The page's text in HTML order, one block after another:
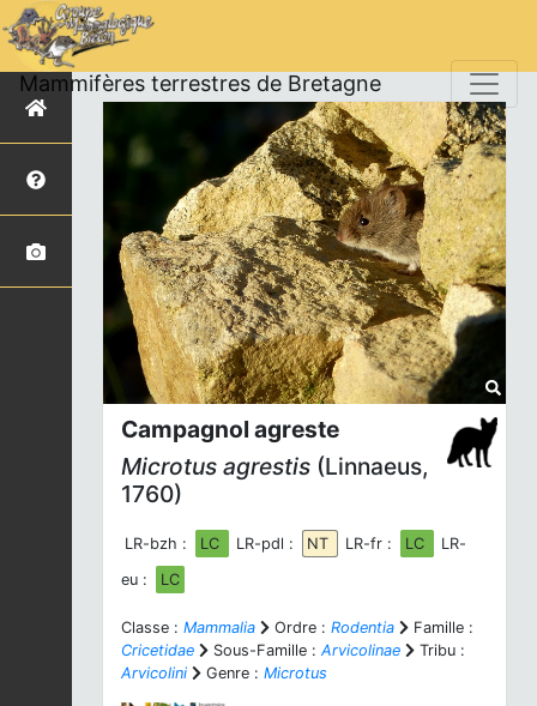
Mammifères terrestres de Bretagne
Campagnol agreste
Microtus agrestis (Linnaeus,
1760)
LR-bzh : LC LR-pdl : NT LR-fr : LC
LR-
eu :
LC
Classe : Mammalia Ordre : Rodentia
Famille :
Cricetidae
Sous-Famille : Arvicolinae
Tribu :
Arvicolini
Genre : Microtus